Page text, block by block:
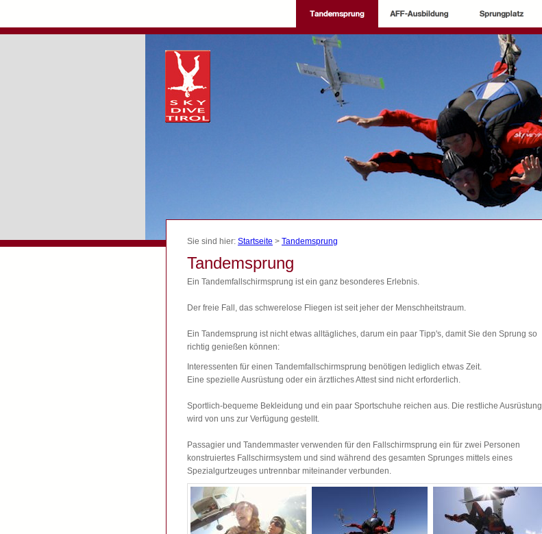
Sie sind hier: Startseite > Tandemsprung
Tandemsprung
Ein Tandemfallschirmsprung ist ein ganz besonderes Erlebnis.
Der freie Fall, das schwerelose Fliegen ist seit jeher der Menschheitstraum.
Ein Tandemsprung ist nicht etwas alltägliches, darum ein paar Tipp's, damit Sie den Sprung so
richtig genießen können:
Interessenten für einen Tandemfallschirmsprung benötigen lediglich etwas Zeit.
Eine spezielle Ausrüstung oder ein ärztliches Attest sind nicht erforderlich.
Sportlich-bequeme Bekleidung und ein paar Sportschuhe reichen aus. Die restliche Ausrüstung
wird von uns zur Verfügung gestellt.
Passagier und Tandemmaster verwenden für den Fallschirmsprung ein für zwei Personen
konstruiertes Fallschirmsystem und sind während des gesamten Sprunges mittels eines
Spezialgurtzeuges untrennbar miteinander verbunden.